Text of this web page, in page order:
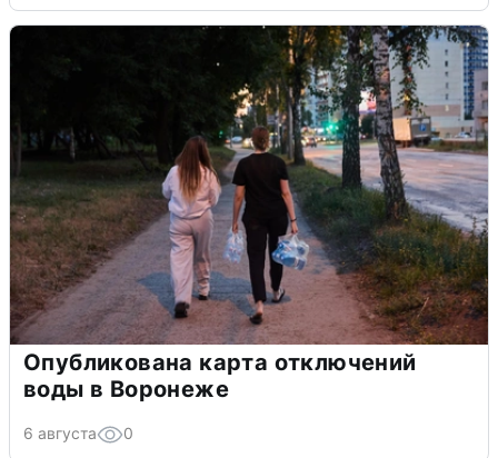
Опубликована карта отключений
воды в Воронеже
6 августа 0